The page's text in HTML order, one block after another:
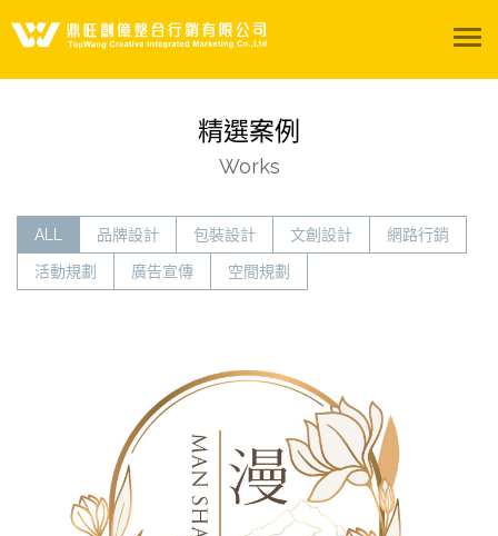
服務項目
精選案例
影音專區
精選案例
Works
ALL 品牌設計 包裝設計 文創設計 網路行銷
活動規劃 廣告宣傳 空間規劃